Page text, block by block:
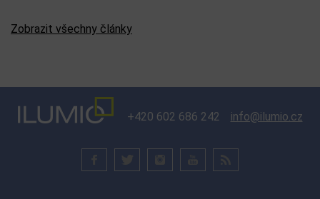
Zobrazit všechny články
+420 602 686 242 info@ilumio.cz